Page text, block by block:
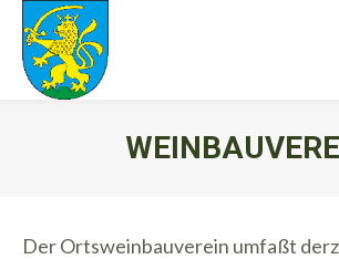
Der Ortsweinbauverein umfaßt